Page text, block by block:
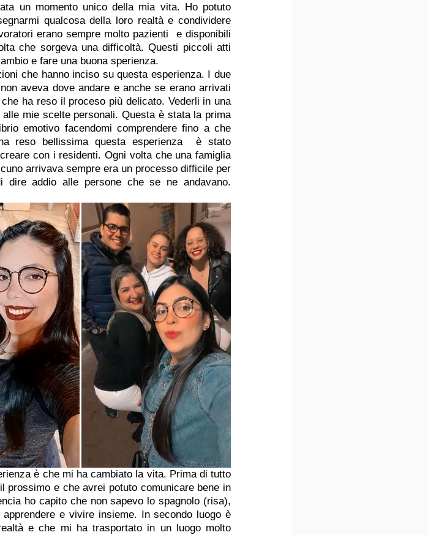
un momento unico della mia vita. Ho potuto
qualcosa della loro realtà e condividere
erano sempre molto pazienti  e disponibili
che sorgeva una difficoltà. Questi piccoli atti
e fare una buona sperienza.
che hanno inciso su questa esperienza. I due
aveva dove andare e anche se erano arrivati
ha reso il proceso più delicato. Vederli in una
mie scelte personali. Questa è stata la prima
emotivo facendomi comprendere fino a che
reso bellissima questa esperienza  è stato
con i residenti. Ogni volta che una famiglia
arrivava sempre era un processo difficile per
addio alle persone che se ne andavano.
è che mi ha cambiato la vita. Prima di tutto
prossimo e che avrei potuto comunicare bene in
ho capito che non sapevo lo spagnolo (risa),
e vivire insieme. In secondo luogo è
e che mi ha trasportato in un luogo molto